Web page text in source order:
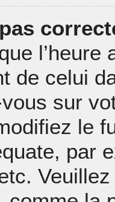
de celui
sur
le
par